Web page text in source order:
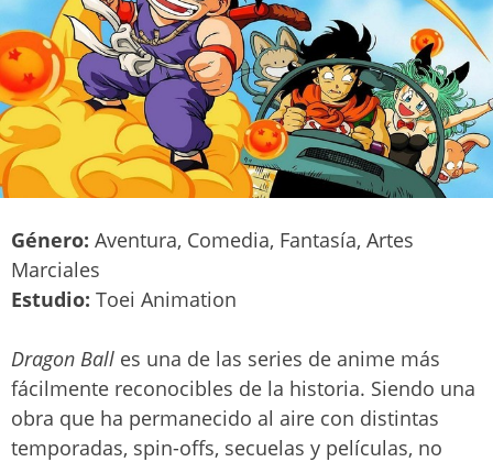
Género: Aventura, Comedia, Fantasía, Artes
Marciales
Estudio: Toei Animation
Dragon Ball es una de las series de anime más
fácilmente reconocibles de la historia. Siendo una
obra que ha permanecido al aire con distintas
temporadas, spin-offs, secuelas y películas, no